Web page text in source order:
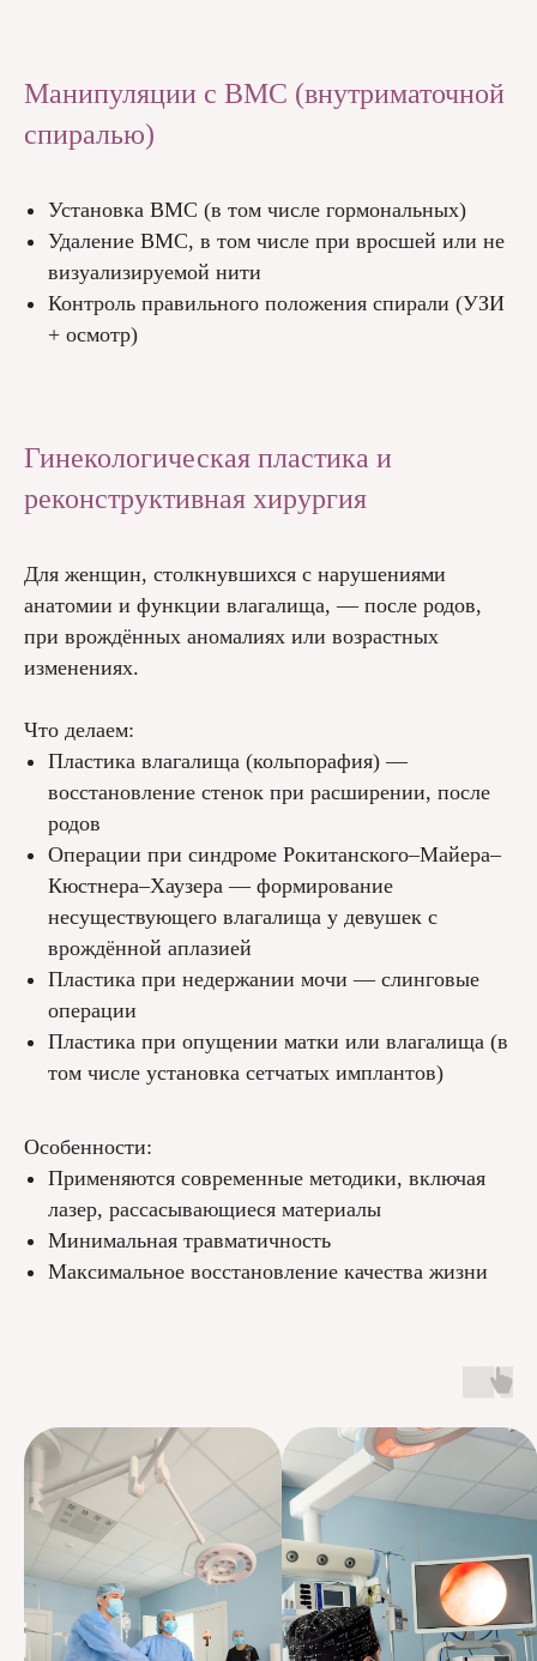
Манипуляции с ВМС (внутриматочной
спиралью)
Установка ВМС (в том числе гормональных)
Удаление ВМС, в том числе при вросшей или не
визуализируемой нити
Контроль правильного положения спирали (УЗИ
+ осмотр)
Гинекологическая пластика и
реконструктивная хирургия
Для женщин, столкнувшихся с нарушениями
анатомии и функции влагалища, — после родов,
при врождённых аномалиях или возрастных
изменениях.
Что делаем:
Пластика влагалища (кольпорафия) —
восстановление стенок при расширении, после
родов
Операции при синдроме Рокитанского–Майера–
Кюстнера–Хаузера — формирование
несуществующего влагалища у девушек с
врождённой аплазией
Пластика при недержании мочи — слинговые
операции
Пластика при опущении матки или влагалища (в
том числе установка сетчатых имплантов)
Особенности:
Применяются современные методики, включая
лазер, рассасывающиеся материалы
Минимальная травматичность
Максимальное восстановление качества жизни